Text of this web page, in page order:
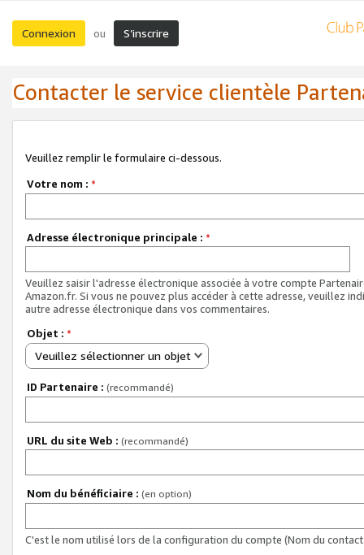
Connexion ou S’inscrire
Contacter le service clientèle
Veuillez remplir le formulaire ci-dessous.
Votre nom : *
Adresse électronique principale : *
Veuillez saisir l'adresse électronique associée à votre compte
Amazon.fr. Si vous ne pouvez plus accéder à cette adresse, veuillez
autre adresse électronique dans vos commentaires.
Objet : *
Veuillez sélectionner un objet
ID Partenaire : (recommandé)
URL du site Web : (recommandé)
Nom du bénéficiaire : (en option)
C'est le nom utilisé lors de la configuration du compte (Nom du